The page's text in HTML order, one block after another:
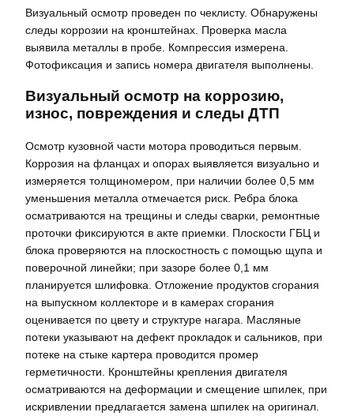
Визуальный осмотр проведен по чеклисту. Обнаружены
следы коррозии на кронштейнах. Проверка масла
выявила металлы в пробе. Компрессия измерена.
Фотофиксация и запись номера двигателя выполнены.
Визуальный осмотр на коррозию,
износ, повреждения и следы ДТП
Осмотр кузовной части мотора проводиться первым.
Коррозия на фланцах и опорах выявляется визуально и
измеряется толщиномером, при наличии более 0,5 мм
уменьшения металла отмечается риск. Ребра блока
осматриваются на трещины и следы сварки, ремонтные
проточки фиксируются в акте приемки. Плоскости ГБЦ и
блока проверяются на плоскостность с помощью щупа и
поверочной линейки; при зазоре более 0,1 мм
планируется шлифовка. Отложение продуктов сгорания
на выпускном коллекторе и в камерах сгорания
оценивается по цвету и структуре нагара. Масляные
потеки указывают на дефект прокладок и сальников, при
потеке на стыке картера проводится промер
герметичности. Кронштейны крепления двигателя
осматриваются на деформации и смещение шпилек, при
искривлении предлагается замена шпилек на оригинал.